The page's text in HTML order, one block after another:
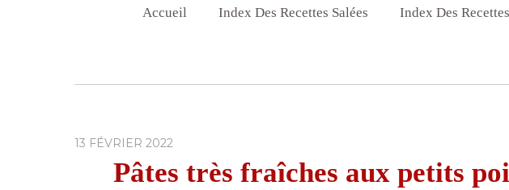
Accueil Index Des Recettes Salées Index Des
13 FÉVRIER 2022
Pâtes très fraîches aux petits